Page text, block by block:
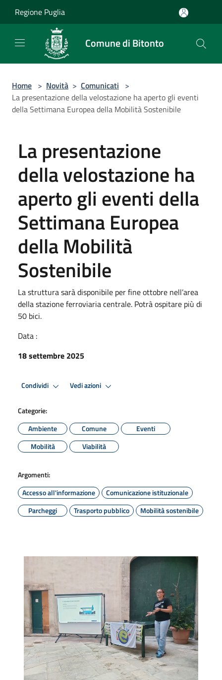
Regione Puglia
Comune di Bitonto
Home > Novità > Comunicati >
La presentazione della velostazione ha aperto gli eventi
della Settimana Europea della Mobilità Sostenibile
La presentazione
della velostazione ha
aperto gli eventi della
Settimana Europea
della Mobilità
Sostenibile
La struttura sarà disponibile per fine ottobre nell’area
della stazione ferroviaria centrale. Potrà ospitare più di
50 bici.
Data :
18 settembre 2025
Condividi Vedi azioni
Categorie:
Ambiente
Comune
Eventi
Mobilità
Viabilità
Argomenti:
Accesso all'informazione
Comunicazione istituzionale
Parcheggi
Trasporto pubblico Mobilità sostenibile